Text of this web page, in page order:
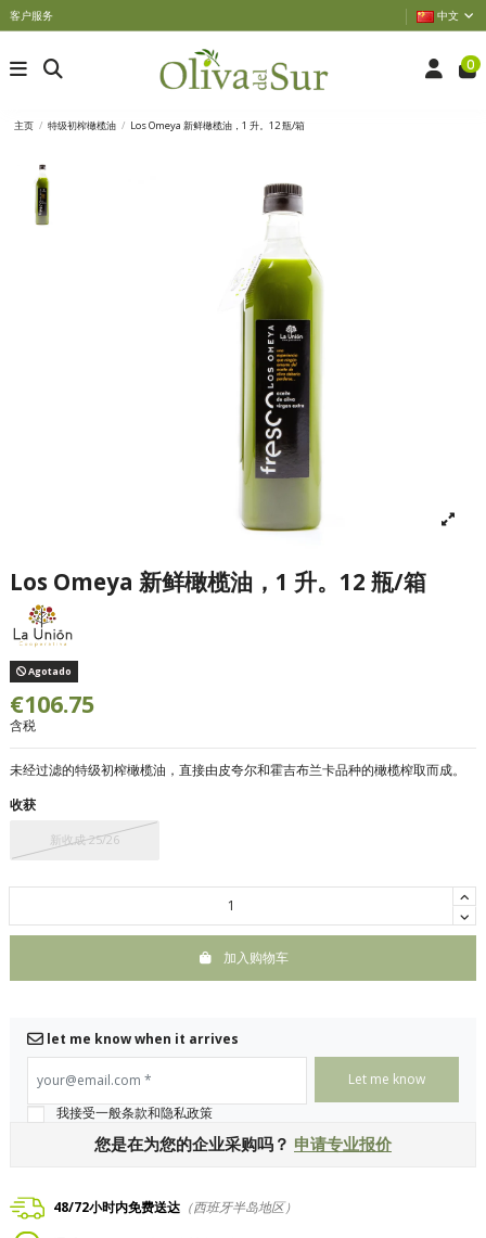
客户服务 中文
0
主页 特级初榨橄榄油 Los Omeya 新鲜橄榄油，1 升。12 瓶/箱
Los Omeya 新鲜橄榄油，1 升。12 瓶/箱
Agotado
€106.75
含税
未经过滤的特级初榨橄榄油，直接由皮夸尔和霍吉布兰卡品种的橄榄榨取而成。
收获
新收成 25/26
加入购物车
let me know when it arrives
your@email.com *
我接受一般条款和隐私政策
您是在为您的企业采购吗？ 申请专业报价
48/72小时内免费送达 （西班牙半岛地区）